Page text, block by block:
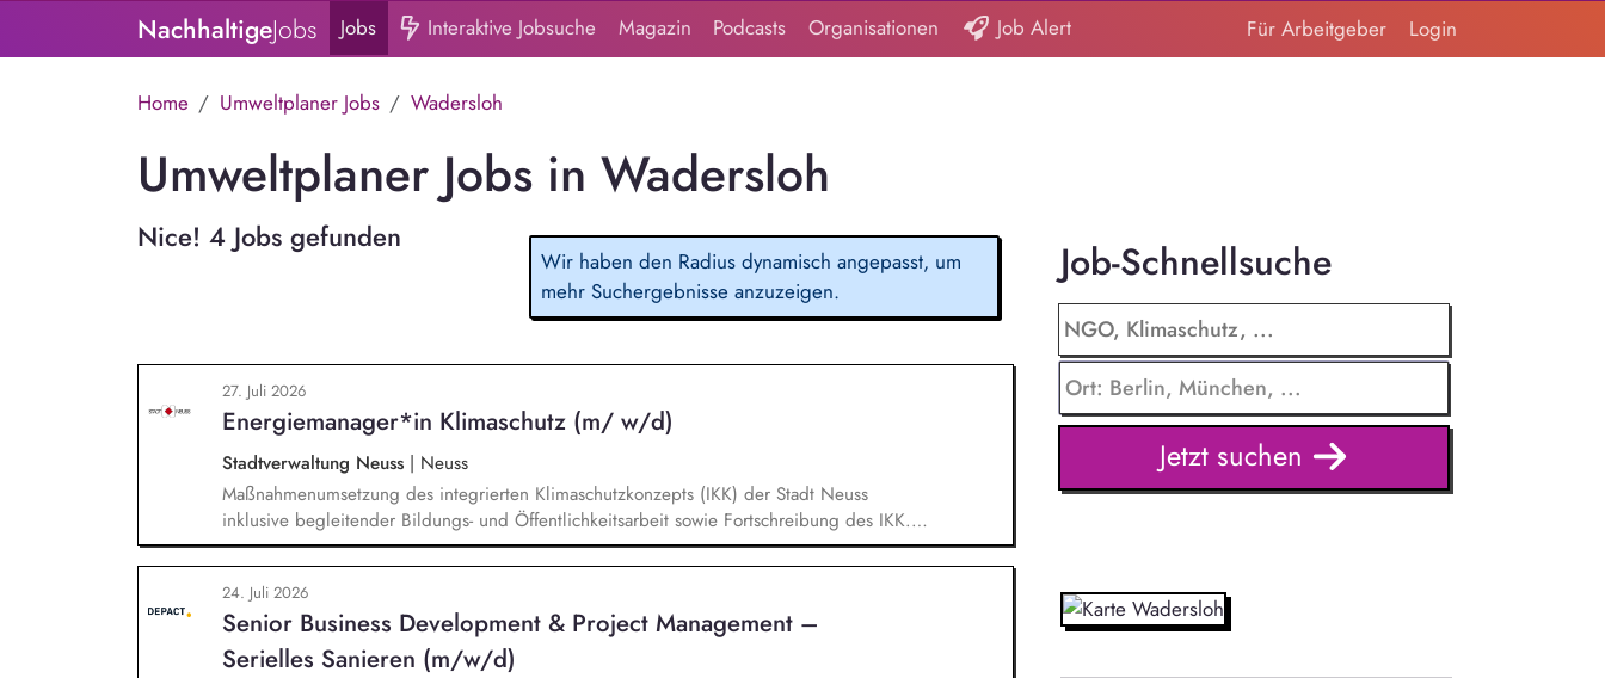
NachhaltigeJobs Jobs Interaktive Jobsuche Magazin Podcasts Organisationen Job Alert Für Arbeitgeber Login
Home Umweltplaner Jobs Wadersloh
Umweltplaner Jobs in Wadersloh
Nice! 4 Jobs gefunden
Wir haben den Radius dynamisch angepasst, um
mehr Suchergebnisse anzuzeigen.
27. Juli 2026
Energiemanager*in Klimaschutz (m/ w/d)
Stadtverwaltung Neuss | Neuss
Maßnahmenumsetzung des integrierten Klimaschutzkonzepts (IKK) der Stadt Neuss
inklusive begleitender Bildungs- und Öffentlichkeitsarbeit sowie Fortschreibung des IKK.
Monitoring und Berichterstattung zu den ca. 60 städtischen PV-Anlagen sowie Planung
weiterer Anlageninstallationen. Prüfung, Planung und Umsetzung von Modellen zu Energy-
Sharing und/oder Strombilanzkreismodellen. Eigenständige Fördermittelakquise und
Durchführung von Förderprojekten in den Bereichen regenerative Energien sowie
energiesparendes Bauen und Sanieren.
24. Juli 2026
Senior Business Development & Project Management –
Serielles Sanieren (m/w/d)
Job-Schnellsuche
Jetzt suchen